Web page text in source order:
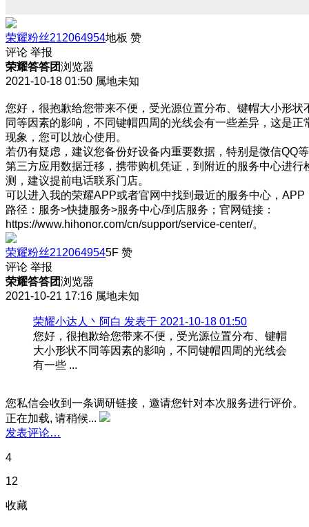
荣耀粉丝212064954地板 赞
评论 举报
荣耀答答团浏览器
2021-10-18 01:50 属地未知
您好，很抱歉给您带来不便，受光源位置分布、键帽大小形状
同等因素的影响，不同键帽四周的光线会有一些差异，这是正
现象，您可以放心使用。
若仍有疑虑，建议您备份好设备内重要数据，特别是微信QQ等
第三方应用数据迁移，携带购机凭证，到附近的服务中心进行
测，建议提前电话联系门店。
可以进入我的荣耀APP或者官网中找到最近的服务中心，APP
路径：服务>快捷服务>服务中心/到店服务；官网链接：
https://www.hihonor.com/cn/support/service-center/。
荣耀粉丝2120649545F 赞
评论 举报
荣耀答答团浏览器
2021-10-21 17:16 属地未知
荣耀小达人丶阿白 发表于 2021-10-18 01:50
您好，很抱歉给您带来不便，受光源位置分布、键帽
大小形状不同等因素的影响，不同键帽四周的光线会
有一些 ...
您私信会收到一条调研链接，邀请您针对本次服务进行评价。
正在加载, 请稍候...
发表评论…
4
12
收藏